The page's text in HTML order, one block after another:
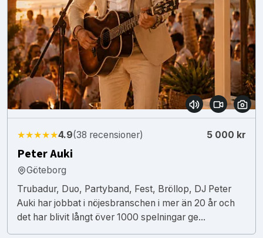
★★★★★4.9(38 recensioner) 5 000 kr
Peter Auki
Göteborg
Trubadur, Duo, Partyband, Fest, Bröllop, DJ Peter
Auki har jobbat i nöjesbranschen i mer än 20 år och
det har blivit långt över 1000 spelningar ge...